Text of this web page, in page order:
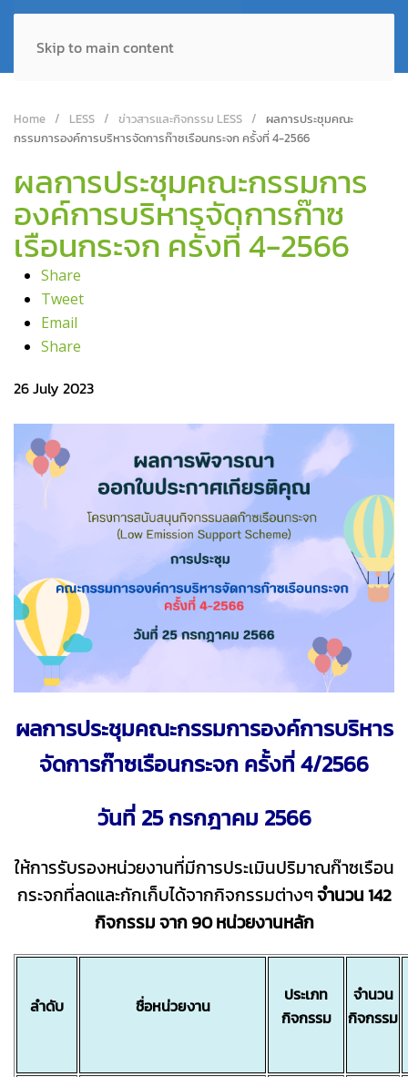
Skip to main content
Home LESS ข่าวสารและกิจกรรม LESS
ผลการประชุมคณะ
กรรมการองค์การบริหารจัดการก๊าซเรือนกระจก ครั้งที่ 4-2566
ผลการประชุมคณะกรรมการ
องค์การบริหารจัดการก๊าซ
เรือนกระจก ครั้งที่ 4-2566
Share
Tweet
Email
Share
26 July 2023
ผลการประชุมคณะกรรมการองค์การบริหาร
จัดการก๊าซเรือนกระจก ครั้งที่ 4/2566
วันที่ 25 กรกฎาคม 2566
ให้การรับรองหน่วยงานที่มีการประเมินปริมาณก๊าซเรือน
กระจกที่ลดและกักเก็บได้จากกิจกรรมต่างๆจำนวน 142
กิจกรรม จาก 90 หน่วยงานหลัก
ลำดับ ชื่อหน่วยงาน
ประเภท
กิจกรรม
จำนวน
กิจกรรม